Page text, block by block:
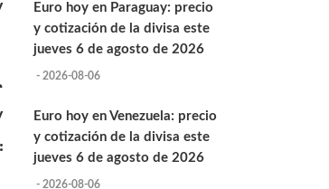
Euro hoy en Paraguay: precio
y cotización de la divisa este
jueves 6 de agosto de 2026
- 2026-08-06
Euro hoy en Venezuela: precio
y cotización de la divisa este
jueves 6 de agosto de 2026
- 2026-08-06